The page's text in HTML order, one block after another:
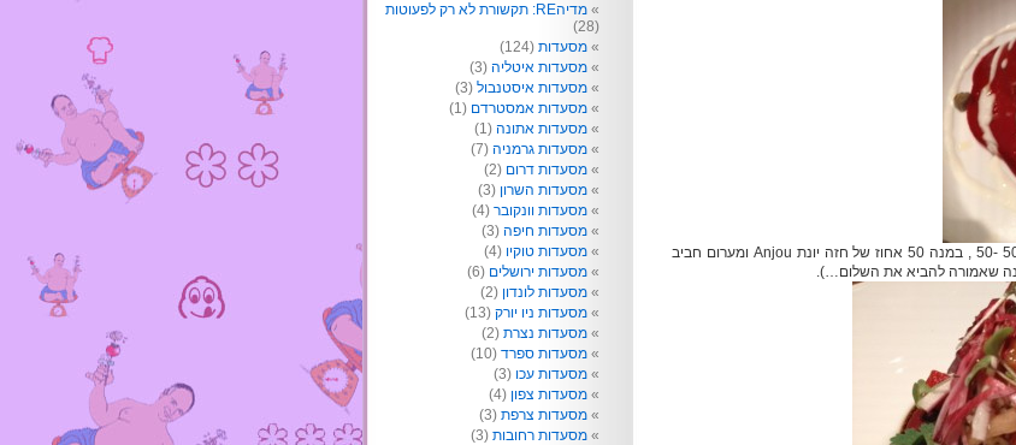
נעבור למנה מופתית נוספת יונה 50 -50 , במנה 50 אחוז של חזה יונת Anjou ומערום חביב
מדיהRE: תקשורת לא רק לפעוטות
(28)
מסעדות (124)
מסעדות איטליה (3)
מסעדות איסטנבול (3)
מסעדות אמסטרדם (1)
מסעדות אתונה (1)
מסעדות גרמניה (7)
מסעדות דרום (2)
מסעדות השרון (3)
מסעדות וונקובר (4)
מסעדות חיפה (3)
מסעדות טוקיו (4)
מסעדות ירושלים (6)
מסעדות לונדון (2)
מסעדות ניו יורק (13)
מסעדות נצרת (2)
מסעדות ספרד (10)
מסעדות עכו (3)
מסעדות צפון (4)
מסעדות צרפת (3)
מסעדות רחובות (3)